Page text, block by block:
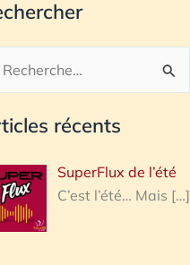
:
récents
SuperFlux de l’été
C’est l’été… Mais […]